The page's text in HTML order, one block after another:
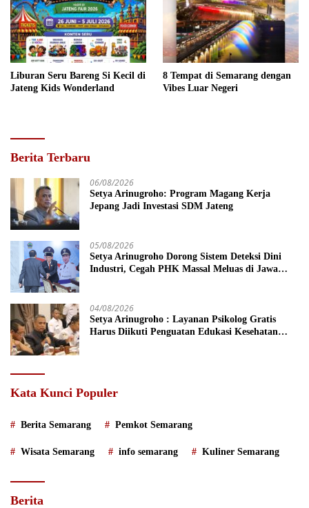
Liburan Seru Bareng Si Kecil di
Jateng Kids Wonderland
8 Tempat di Semarang dengan
Vibes Luar Negeri
Berita Terbaru
06/08/2026
Setya Arinugroho: Program Magang Kerja
Jepang Jadi Investasi SDM Jateng
05/08/2026
Setya Arinugroho Dorong Sistem Deteksi Dini
Industri, Cegah PHK Massal Meluas di Jawa
04/08/2026
Setya Arinugroho : Layanan Psikolog Gratis
Harus Diikuti Penguatan Edukasi Kesehatan
Kata Kunci Populer
Berita Semarang Pemkot Semarang
Wisata Semarang info semarang Kuliner Semarang
Berita